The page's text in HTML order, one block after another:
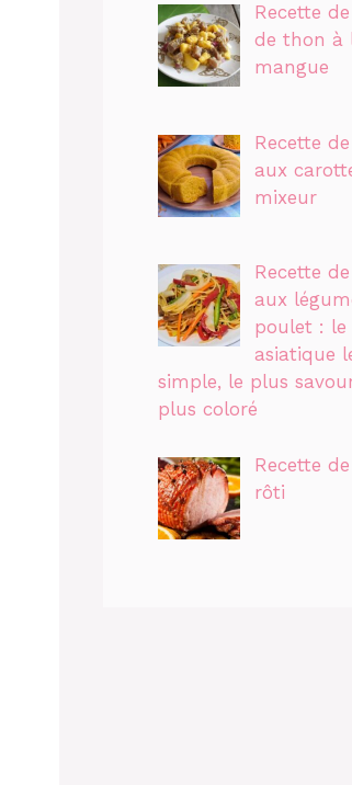
Recette
de thon à
mangue
Recette
aux
mixeur
Recette
aux
poulet : le
asiatique
simple, le plus
plus coloré
Recette
rôti